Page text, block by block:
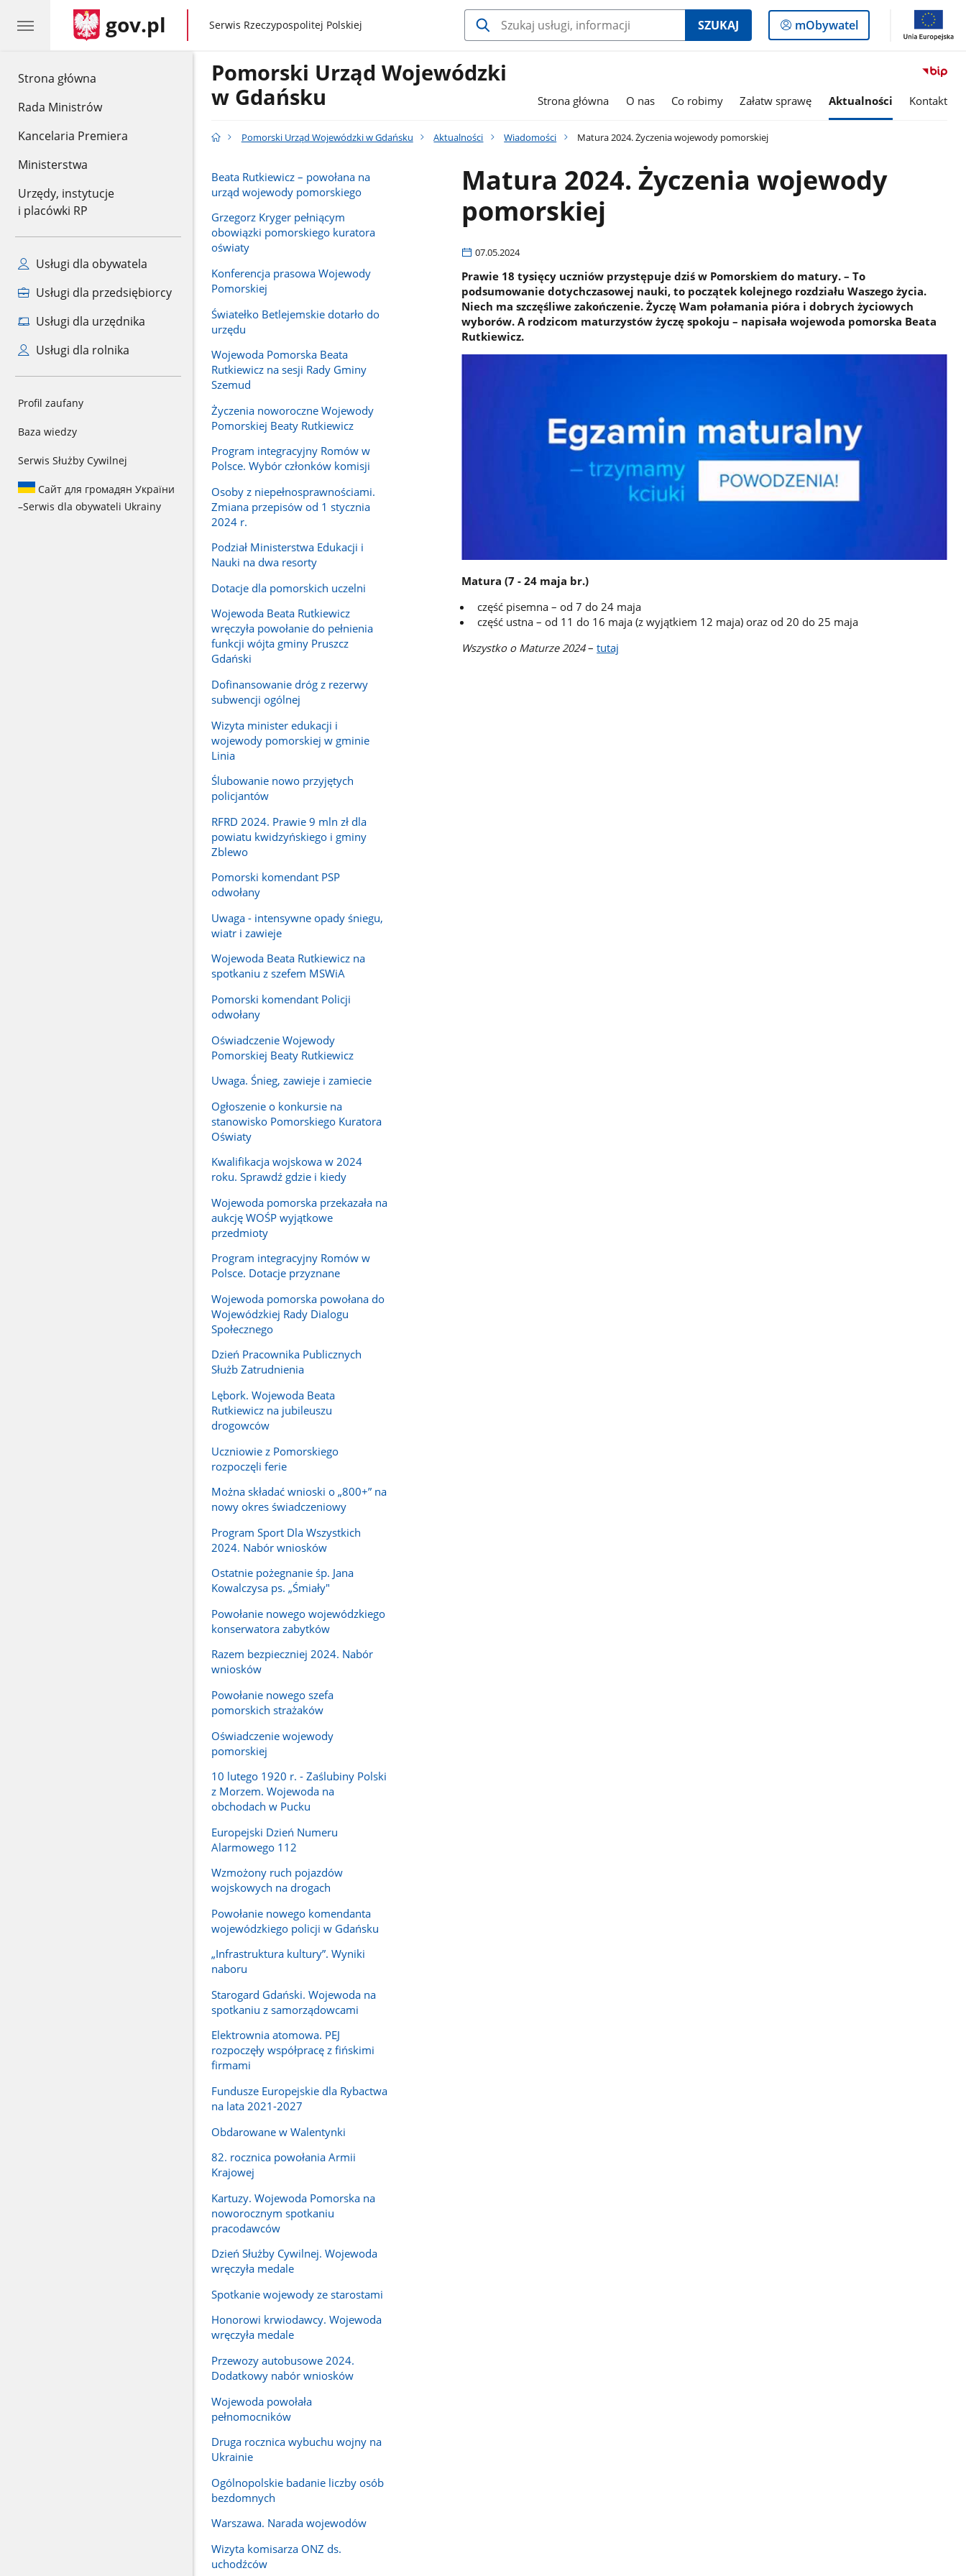
Strona główna
Rada Ministrów
Kancelaria Premiera
Ministerstwa
Urzędy, instytucje
i placówki RP
Usługi dla obywatela
Usługi dla przedsiębiorcy
Usługi dla urzędnika
Usługi dla rolnika
Profil zaufany
Baza wiedzy
Serwis Służby Cywilnej
Сайт для громадян України
–Serwis dla obywateli Ukrainy
gov.pl gov.pl
Serwis Rzeczypospolitej Polskiej SZUKAJ
Logowanie
do
mObywatel
Pomorski Urząd Wojewódzki
w Gdańsku
Strona główna O nas Co robimy Załatw sprawę Aktualności Kontakt
Pomorski Urząd Wojewódzki w Gdańsku Aktualności Wiadomości Matura 2024. Życzenia wojewody pomorskiej
Beata Rutkiewicz – powołana na
urząd wojewody pomorskiego
Grzegorz Kryger pełniącym
obowiązki pomorskiego kuratora
oświaty
Konferencja prasowa Wojewody
Pomorskiej
Światełko Betlejemskie dotarło do
urzędu
Wojewoda Pomorska Beata
Rutkiewicz na sesji Rady Gminy
Szemud
Życzenia noworoczne Wojewody
Pomorskiej Beaty Rutkiewicz
Program integracyjny Romów w
Polsce. Wybór członków komisji
Osoby z niepełnosprawnościami.
Zmiana przepisów od 1 stycznia
2024 r.
Podział Ministerstwa Edukacji i
Nauki na dwa resorty
Dotacje dla pomorskich uczelni
Wojewoda Beata Rutkiewicz
wręczyła powołanie do pełnienia
funkcji wójta gminy Pruszcz
Gdański
Dofinansowanie dróg z rezerwy
subwencji ogólnej
Wizyta minister edukacji i
wojewody pomorskiej w gminie
Linia
Ślubowanie nowo przyjętych
policjantów
RFRD 2024. Prawie 9 mln zł dla
powiatu kwidzyńskiego i gminy
Zblewo
Pomorski komendant PSP
odwołany
Uwaga - intensywne opady śniegu,
wiatr i zawieje
Wojewoda Beata Rutkiewicz na
spotkaniu z szefem MSWiA
Pomorski komendant Policji
odwołany
Oświadczenie Wojewody
Pomorskiej Beaty Rutkiewicz
Uwaga. Śnieg, zawieje i zamiecie
Ogłoszenie o konkursie na
stanowisko Pomorskiego Kuratora
Oświaty
Kwalifikacja wojskowa w 2024
roku. Sprawdź gdzie i kiedy
Wojewoda pomorska przekazała na
aukcję WOŚP wyjątkowe
przedmioty
Program integracyjny Romów w
Polsce. Dotacje przyznane
Wojewoda pomorska powołana do
Wojewódzkiej Rady Dialogu
Społecznego
Dzień Pracownika Publicznych
Służb Zatrudnienia
Lębork. Wojewoda Beata
Rutkiewicz na jubileuszu
drogowców
Uczniowie z Pomorskiego
rozpoczęli ferie
Można składać wnioski o „800+” na
nowy okres świadczeniowy
Program Sport Dla Wszystkich
2024. Nabór wniosków
Ostatnie pożegnanie śp. Jana
Kowalczysa ps. „Śmiały"
Powołanie nowego wojewódzkiego
konserwatora zabytków
Razem bezpieczniej 2024. Nabór
wniosków
Powołanie nowego szefa
pomorskich strażaków
Oświadczenie wojewody
pomorskiej
10 lutego 1920 r. - Zaślubiny Polski
z Morzem. Wojewoda na
obchodach w Pucku
Europejski Dzień Numeru
Alarmowego 112
Wzmożony ruch pojazdów
wojskowych na drogach
Powołanie nowego komendanta
wojewódzkiego policji w Gdańsku
„Infrastruktura kultury”. Wyniki
naboru
Starogard Gdański. Wojewoda na
spotkaniu z samorządowcami
Elektrownia atomowa. PEJ
rozpoczęły współpracę z fińskimi
firmami
Fundusze Europejskie dla Rybactwa
na lata 2021-2027
Obdarowane w Walentynki
82. rocznica powołania Armii
Krajowej
Kartuzy. Wojewoda Pomorska na
noworocznym spotkaniu
pracodawców
Dzień Służby Cywilnej. Wojewoda
wręczyła medale
Spotkanie wojewody ze starostami
Honorowi krwiodawcy. Wojewoda
wręczyła medale
Przewozy autobusowe 2024.
Dodatkowy nabór wniosków
Wojewoda powołała
pełnomocników
Druga rocznica wybuchu wojny na
Ukrainie
Ogólnopolskie badanie liczby osób
bezdomnych
Warszawa. Narada wojewodów
Wizyta komisarza ONZ ds.
uchodźców
Matura 2024. Życzenia wojewody
pomorskiej
07.05.2024
Prawie 18 tysięcy uczniów przystępuje dziś w Pomorskiem do matury. – To
podsumowanie dotychczasowej nauki, to początek kolejnego rozdziału Waszego życia.
Niech ma szczęśliwe zakończenie. Życzę Wam połamania pióra i dobrych życiowych
wyborów. A rodzicom maturzystów życzę spokoju – napisała wojewoda pomorska Beata
Rutkiewicz.
Matura (7 - 24 maja br.)
część pisemna – od 7 do 24 maja
część ustna – od 11 do 16 maja (z wyjątkiem 12 maja) oraz od 20 do 25 maja
Wszystko o Maturze 2024–tutaj